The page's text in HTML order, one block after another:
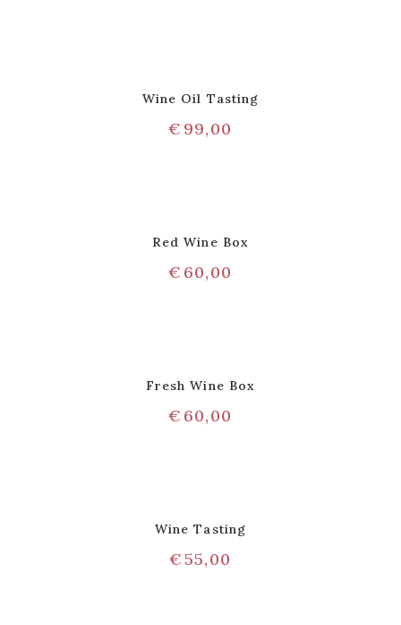
Wine Oil Tasting
€ 99,00
Red Wine Box
€ 60,00
Fresh Wine Box
€ 60,00
Wine Tasting
€55,00